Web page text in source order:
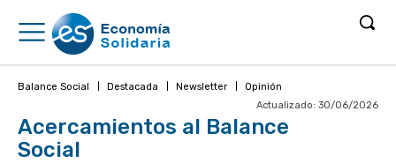
Balance Social Destacada Newsletter
Opinión
Actualizado: 30/06/2026
Acercamientos al Balance
Social